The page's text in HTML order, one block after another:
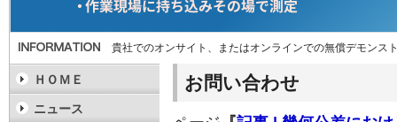
貴社でのオンサイト、またはオンラインでの無償デモンス
お問い合わせ
ＨＯＭＥ
ニュース